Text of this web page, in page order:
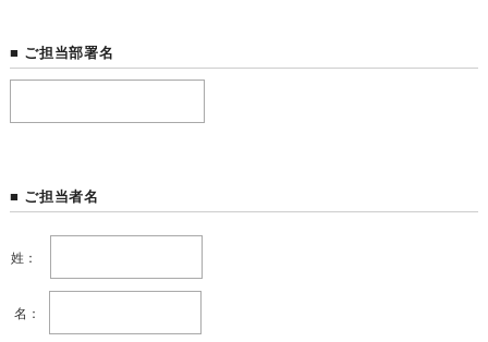
■ ご担当部署名
■ ご担当者名
姓：
名：